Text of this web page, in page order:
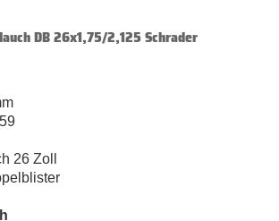
DB 26x1,75/2,125 Schrader
26 Zoll